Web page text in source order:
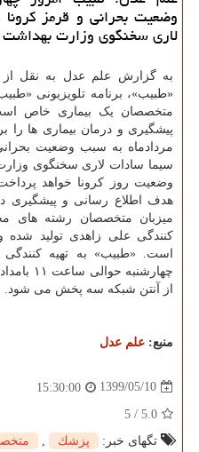
وضعیت بحرانی و قرمز
لاری سخنگوی وزارت
به گزارش علم عدل به نقل از
«طبیب»، برنامه تلویزیونی
متخصصان یک بیماری خاص
مردادماه به سبب وضعیت
سیما سادات لاری سخنگوی
وضعیت روز کرونا خواهد
هدف اطلاع رسانی و پیشگیری
میزبان متخصصان رشته های
کنندگی علی زاهدی تولید شده
است. «طبیب» به تهیه
از آنتن شبکه سه پخش می شود.
منبع: علم عدل
1399/05/10
15:30:00
5.0
/
5
تگهای خبر:
پزشك